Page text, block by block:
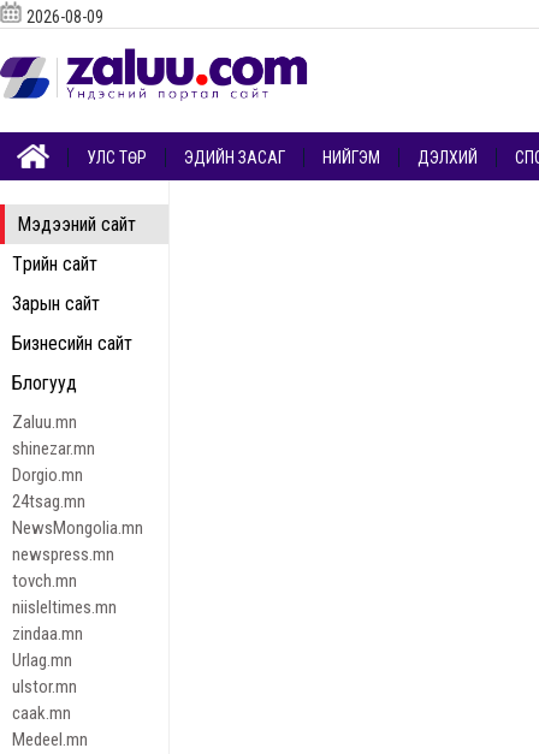
Мэдээний сайт
Төрийн сайт
Зарын сайт
Бизнесийн сайт
Блогууд
Zaluu.mn
shinezar.mn
Dorgio.mn
24tsag.mn
NewsMongolia.mn
newspress.mn
tovch.mn
niisleltimes.mn
zindaa.mn
Urlag.mn
ulstor.mn
caak.mn
Medeel.mn
2026-08-09
УЛС ТӨР ЭДИЙН ЗАСАГ НИЙГЭМ ДЭЛХИЙ